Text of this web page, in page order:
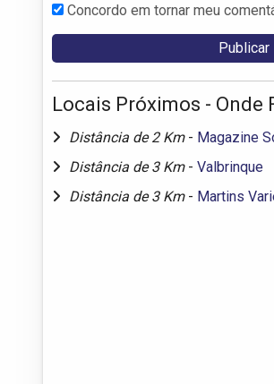
Concordo em tornar meu
Locais Próximos - Onde
Distância de 2 Km - Magazine
Distância de 3 Km - Valbrinque
Distância de 3 Km - Martins